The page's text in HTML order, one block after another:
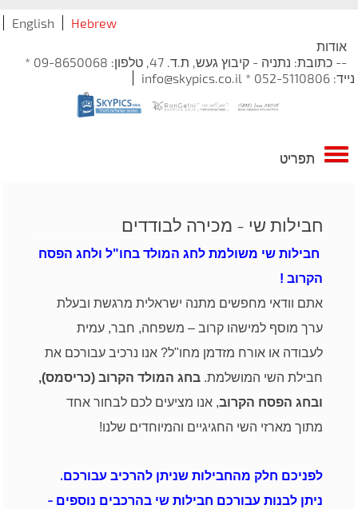
Hebrew
English
אודות
-- כתובת: נתניה - קיבוץ געש, ת.ד. 47, טלפון: 09-8650068 *
נייד: 052-5110806 * info@skypics.co.il
תפריט
חבילות שי - מכירה לבודדים
חבילות שי משולמת לחג המולד בחו"ל ולחג הפסח
הקרוב !
אתם וודאי מחפשים מתנה ישראלית מרגשת ובעלת
ערך מוסף למישהו קרוב – משפחה, חבר, עמית
לעבודה או אורח מזדמן מחו"ל? אנו נרכיב עבורכם את
חבילת השי המושלמת.בחג המולד הקרוב (כריסמס),
ובחג הפסח הקרוב, אנו מציעים לכם לבחור אחד
מתוך מארזי השי החגיגיים והמיוחדים שלנו!
לפניכם חלק מהחבילות שניתן להרכיב עבורכם.
ניתן לבנות עבורכם חבילות שי בהרכבים נוספים -